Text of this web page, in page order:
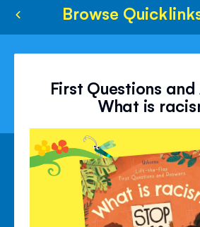
Browse
First Questions and
What is